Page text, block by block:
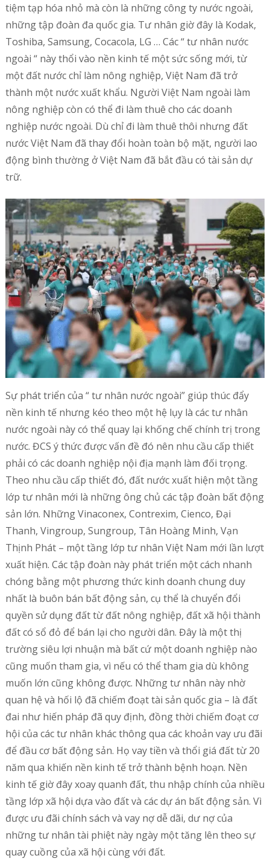
tiệm tạp hóa nhỏ mà còn là những công ty nước ngoài,
những tập đoàn đa quốc gia. Tư nhân giờ đây là Kodak,
Toshiba, Samsung, Cocacola, LG … Các “ tư nhân nước
ngoài “ này thổi vào nền kinh tế một sức sống mới, từ
một đất nước chỉ làm nông nghiệp, Việt Nam đã trở
thành một nước xuất khẩu. Người Việt Nam ngoài làm
nông nghiệp còn có thể đi làm thuê cho các doanh
nghiệp nước ngoài. Dù chỉ đi làm thuê thôi nhưng đất
nước Việt Nam đã thay đổi hoàn toàn bộ mặt, người lao
động bình thường ở Việt Nam đã bắt đầu có tài sản dự
trữ.
Sự phát triển của “ tư nhân nước ngoài” giúp thúc đẩy
nền kinh tế nhưng kéo theo một hệ lụy là các tư nhân
nước ngoài này có thể quay lại khống chế chính trị trong
nước. ĐCS ý thức được vấn đề đó nên nhu cầu cấp thiết
phải có các doanh nghiệp nội địa mạnh làm đối trọng.
Theo nhu cầu cấp thiết đó, đất nước xuất hiện một tầng
lớp tư nhân mới là những ông chủ các tập đoàn bất động
sản lớn. Những Vinaconex, Contrexim, Cienco, Đại
Thanh, Vingroup, Sungroup, Tân Hoàng Minh, Vạn
Thịnh Phát – một tầng lớp tư nhân Việt Nam mới lần lượt
xuất hiện. Các tập đoàn này phát triển một cách nhanh
chóng bằng một phương thức kinh doanh chung duy
nhất là buôn bán bất động sản, cụ thể là chuyển đổi
quyền sử dụng đất từ đất nông nghiệp, đất xã hội thành
đất có sổ đỏ để bán lại cho người dân. Đây là một thị
trường siêu lợi nhuận mà bất cứ một doanh nghiệp nào
cũng muốn tham gia, vì nếu có thể tham gia dù không
muốn lớn cũng không được. Những tư nhân này nhờ
quan hệ và hối lộ đã chiếm đoạt tài sản quốc gia – là đất
đai như hiến pháp đã quy định, đồng thời chiếm đoạt cơ
hội của các tư nhân khác thông qua các khoản vay ưu đãi
để đầu cơ bất động sản. Họ vay tiền và thổi giá đất từ 20
năm qua khiến nền kinh tế trở thành bệnh hoạn. Nền
kinh tế giờ đây xoay quanh đất, thu nhập chính của nhiều
tầng lớp xã hội dựa vào đất và các dự án bất động sản. Vì
được ưu đãi chính sách và vay nợ dễ dãi, dư nợ của
những tư nhân tài phiệt này ngày một tăng lên theo sự
quay cuồng của xã hội cùng với đất.